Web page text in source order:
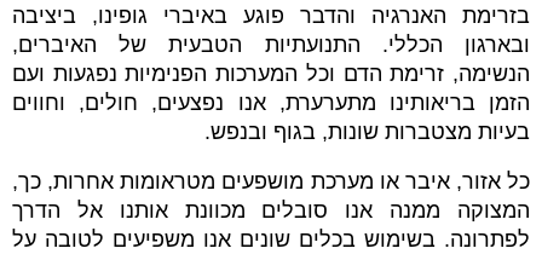
בזרימת האנרגיה והדבר פוגע באיברי גופינו, ביציבה
ובארגון הכללי. התנועתיות הטבעית של האיברים,
הנשימה, זרימת הדם וכל המערכות הפנימיות נפגעות ועם
הזמן בריאותינו מתערערת, אנו נפצעים, חולים, וחווים
בעיות מצטברות שונות, בגוף ובנפש.
כל אזור, איבר או מערכת מושפעים מטראומות אחרות, כך,
המצוקה ממנה אנו סובלים מכוונת אותנו אל הדרך
לפתרונה. בשימוש בכלים שונים אנו משפיעים לטובה על